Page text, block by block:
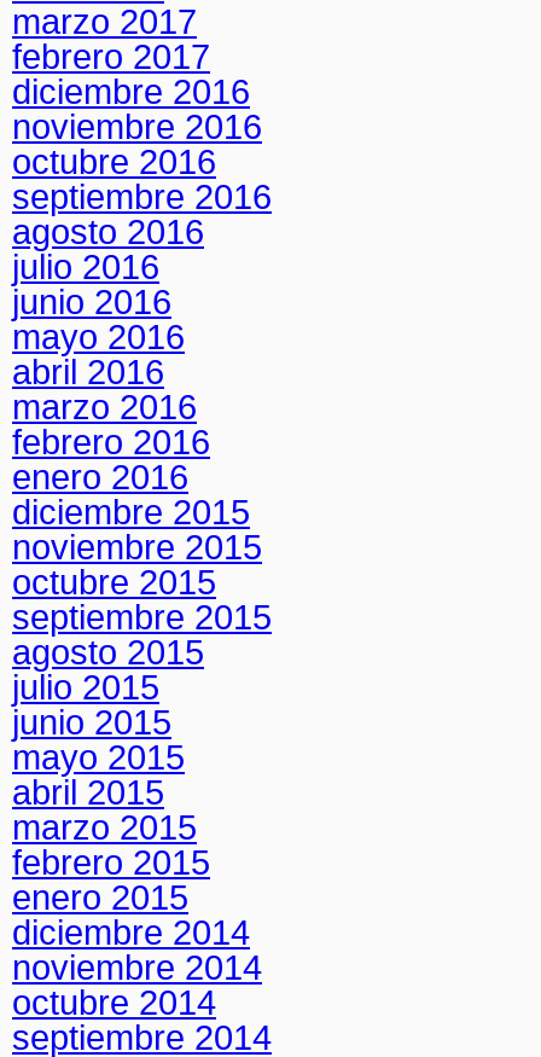
marzo 2017
febrero 2017
diciembre 2016
noviembre 2016
octubre 2016
septiembre 2016
agosto 2016
julio 2016
junio 2016
mayo 2016
abril 2016
marzo 2016
febrero 2016
enero 2016
diciembre 2015
noviembre 2015
octubre 2015
septiembre 2015
agosto 2015
julio 2015
junio 2015
mayo 2015
abril 2015
marzo 2015
febrero 2015
enero 2015
diciembre 2014
noviembre 2014
octubre 2014
septiembre 2014